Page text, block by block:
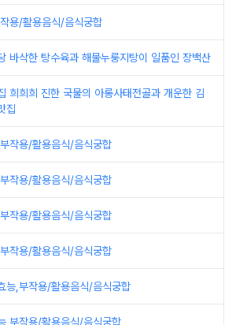
용/활용음식/음식궁합
바삭한 탕수육과 해물누룽지탕이 일품인 장백산
희희희 진한 국물의 아롱사태전골과 개운한 김
집
작용/활용음식/음식궁합
작용/활용음식/음식궁합
작용/활용음식/음식궁합
작용/활용음식/음식궁합
능,부작용/활용음식/음식궁합
,부작용/활용음식/음식궁합